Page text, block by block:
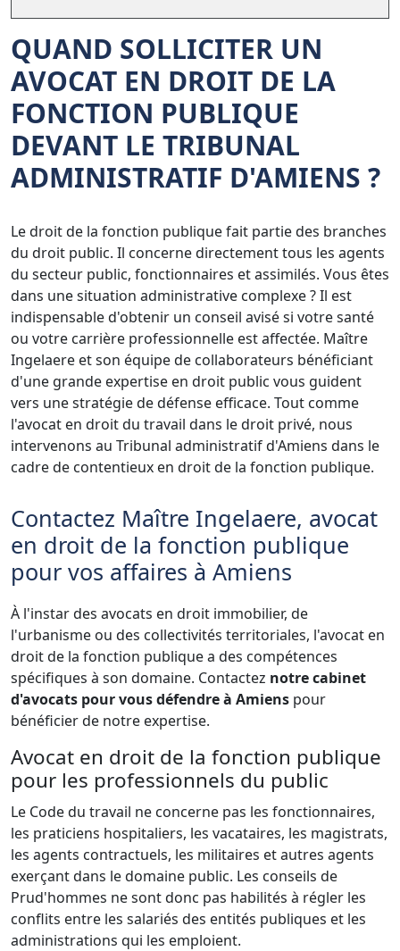
QUAND SOLLICITER UN
AVOCAT EN DROIT DE LA
FONCTION PUBLIQUE
DEVANT LE TRIBUNAL
ADMINISTRATIF D'AMIENS ?
Le droit de la fonction publique fait partie des branches
du droit public. Il concerne directement tous les agents
du secteur public, fonctionnaires et assimilés. Vous êtes
dans une situation administrative complexe ? Il est
indispensable d'obtenir un conseil avisé si votre santé
ou votre carrière professionnelle est affectée. Maître
Ingelaere et son équipe de collaborateurs bénéficiant
d'une grande expertise en droit public vous guident
vers une stratégie de défense efficace. Tout comme
l'avocat en droit du travail dans le droit privé, nous
intervenons au Tribunal administratif d'Amiens dans le
cadre de contentieux en droit de la fonction publique.
Contactez Maître Ingelaere, avocat
en droit de la fonction publique
pour vos affaires à Amiens
À l'instar des avocats en droit immobilier, de
l'urbanisme ou des collectivités territoriales, l'avocat en
droit de la fonction publique a des compétences
spécifiques à son domaine. Contactez notre cabinet
d'avocats pour vous défendre à Amiens pour
bénéficier de notre expertise.
Avocat en droit de la fonction publique
pour les professionnels du public
Le Code du travail ne concerne pas les fonctionnaires,
les praticiens hospitaliers, les vacataires, les magistrats,
les agents contractuels, les militaires et autres agents
exerçant dans le domaine public. Les conseils de
Prud'hommes ne sont donc pas habilités à régler les
conflits entre les salariés des entités publiques et les
administrations qui les emploient.